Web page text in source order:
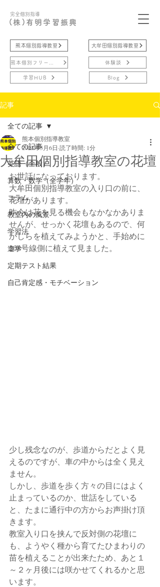
完全個別指導
(株)有明学習振興
熊本個別指導教室
学習HUB
大牟田個別指導教室
体験談
Blog
記事
全ての記事
英語（全般）
算数・数学（全学年）
コラム
教室内の風景
学習法
進学
定期テスト結果
自己肯定感・モチベーション
全ての記事
大牟田個別指導教室の花壇
熊本個別指導教室
2023年5月6日 読了時間: 1分
お世話になっております。
大牟田個別指導教室の入り口の前に、
花壇があります。
昨今は花を見る機会もなかなかありま
せんが、せっかく花壇もあるので、何
かしらを植えてみようかと、手始めに
208号線側に植えて見ました。
少し残念なのが、歩道からだとよく見
えるのですが、車の中からは全く見え
ません。
しかし、歩道を歩く方々の目にはよく
止まっているのか、世話をしている
と、たまに通行中の方からお声掛け頂
きます。
教室入り口を挟んで反対側の花壇に
も、ようやく種から育てたひまわりの
苗を植えることが出来たため、あと１
～２ヶ月後には咲かせてくれるかと思
います。